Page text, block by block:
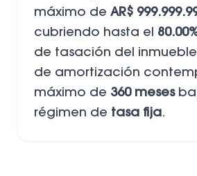
máximo de AR$
cubriendo hasta el
de tasación del
de amortización
máximo de 360 meses
régimen de tasa fija.